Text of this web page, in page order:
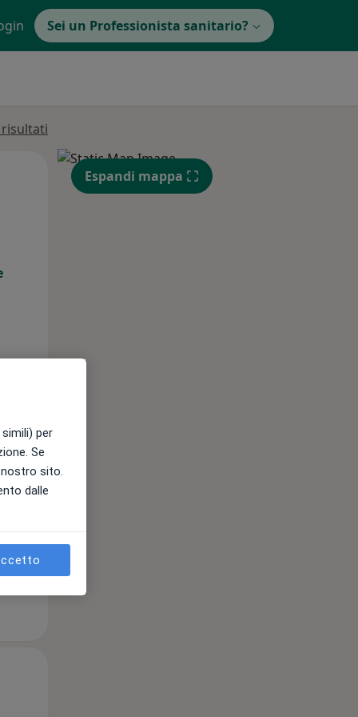
Sei un Professionista sanitario?
Mer, Gio,
13 Ago
11 Ago
Espandi mappa
per
Se
sito.
dalle